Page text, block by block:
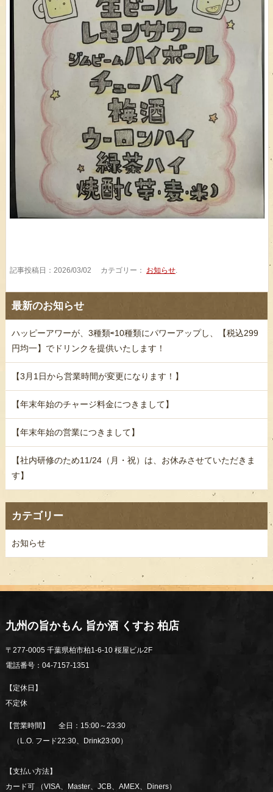
記事投稿日：2026/03/02 カテゴリー： お知らせ.
最新のお知らせ
ハッピーアワーが、3種類⇨10種類にパワーアップし、【税込299
円均一】でドリンクを提供いたします！
【3月1日から営業時間が変更になります！】
【年末年始のチャージ料金につきまして】
【年末年始の営業につきまして】
【社内研修のため11/24（月・祝）は、お休みさせていただきま
す】
カテゴリー
お知らせ
九州の旨かもん 旨か酒 くすお 柏店
〒277-0005 千葉県柏市柏1-6-10 桜屋ビル2F
電話番号：04-7157-1351
【定休日】
不定休
【営業時間】 全日：15:00～23:30
（L.O. フード22:30、Drink23:00）
【支払い方法】
カード可 （VISA、Master、JCB、AMEX、Diners）